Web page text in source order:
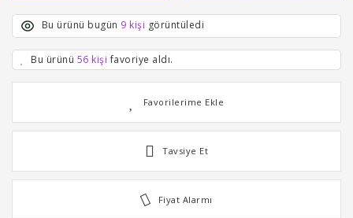
Bu ürünü bugün 9 kişi görüntüledi
Bu ürünü 56 kişi favoriye aldı.
Tavsiye Et
Fiyat Alarmı